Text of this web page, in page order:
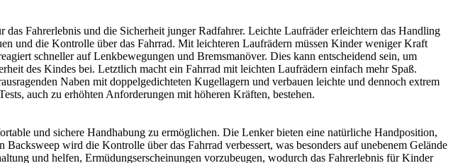
Fahrerlebnis und die Sicherheit junger Radfahrer. Leichte Laufräder erleichtern das Handling
und die Kontrolle über das Fahrrad. Mit leichteren Laufrädern müssen Kinder weniger Kraft
schneller auf Lenkbewegungen und Bremsmanöver. Dies kann entscheidend sein, um
des Kindes bei. Letztlich macht ein Fahrrad mit leichten Laufrädern einfach mehr Spaß.
Naben mit doppelgedichteten Kugellagern und verbauen leichte und dennoch extrem
auch zu erhöhten Anforderungen mit höheren Kräften, bestehen.
und sichere Handhabung zu ermöglichen. Die Lenker bieten eine natürliche Handposition,
wird die Kontrolle über das Fahrrad verbessert, was besonders auf unebenem Gelände
und helfen, Ermüdungserscheinungen vorzubeugen, wodurch das Fahrerlebnis für Kinder